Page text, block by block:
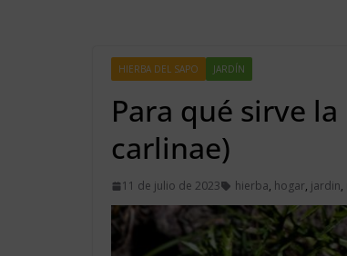
HIERBA DEL SAPO JARDÍN
Para qué sirve
carlinae)
11 de julio de 2023 hierba, hogar, jardin,